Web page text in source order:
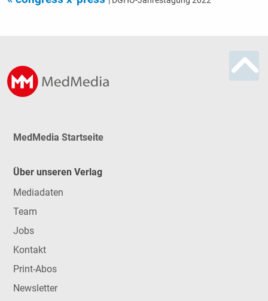
MedMedia Startseite
Über unseren Verlag
Mediadaten
Team
Jobs
Kontakt
Print-Abos
Newsletter